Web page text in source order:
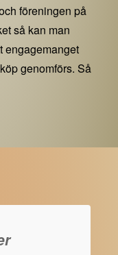
föreningen på
så kan man
engagemanget
genomförs. Så